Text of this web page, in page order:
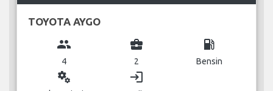
TOYOTA AYGO
group
4
business_center
2
local_gas_station
Bensin
miscellaneous_services login